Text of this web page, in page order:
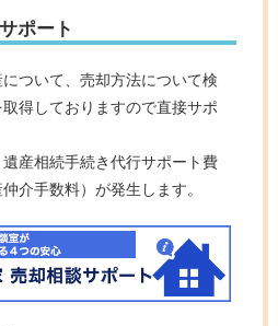
ポート
ついて、売却方法について検
得しておりますので直接サポ
産相続手続き代行サポート費
介手数料）が発生します。